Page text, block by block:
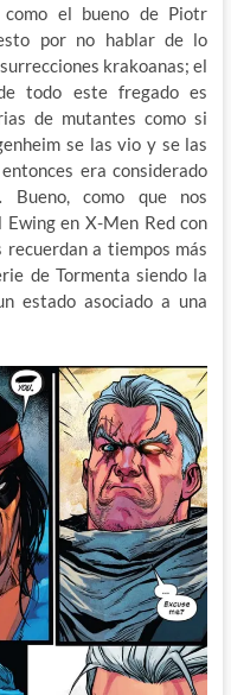
como el bueno de Piotr
por no hablar de lo
krakoanas; el
todo este fregado es
de mutantes como si
se las vio y se las
era considerado
Bueno, como que nos
en X-Men Red con
a tiempos más
de Tormenta siendo la
estado asociado a una